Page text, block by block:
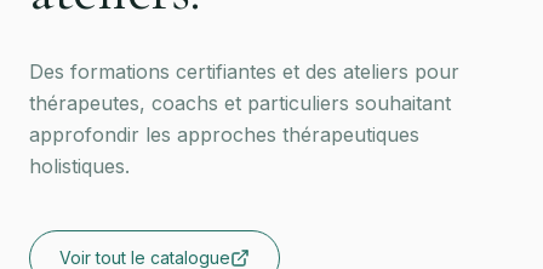
Des formations certifiantes et des ateliers pour
thérapeutes, coachs et particuliers souhaitant
approfondir les approches thérapeutiques
holistiques.
Voir tout le catalogue